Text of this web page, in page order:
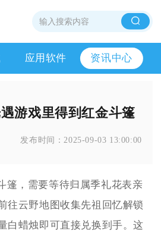
应用软件 资讯中心
游戏里得到红金斗篷
发布时间： 2025-09-03 13:00:00
篷，需要等待归属季礼花表亲
往云野地图收集先祖回忆解锁
白蜡烛即可直接兑换到手。这